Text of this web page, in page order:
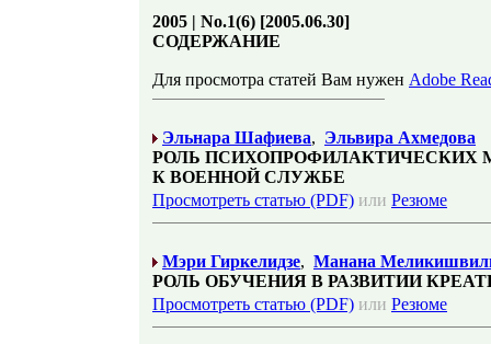
2005 | No.1(6) [2005.06.30]
СОДЕРЖАНИЕ
Для просмотра статей Вам нужен Adobe
Эльнара Шафиева, Эльвира Ахмедова
РОЛЬ ПСИХОПРОФИЛАКТИЧЕСКИХ
К ВОЕННОЙ СЛУЖБЕ
Просмотреть статью (PDF) или Резюме
Мэри Гиркелидзе, Манана
РОЛЬ ОБУЧЕНИЯ В РАЗВИТИИ
Просмотреть статью (PDF) или Резюме